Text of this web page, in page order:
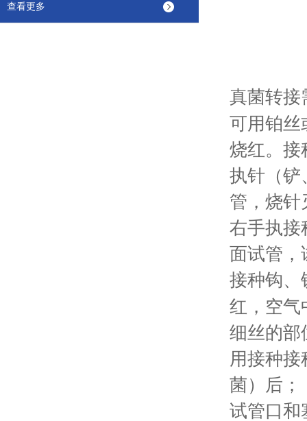
查看更多
真菌转接
可用铂丝
烧红。接
执针（铲
管，烧针
右手执接
面试管，
接种钩、
红，空气
细丝的部
用接种
菌）后；
试管口和